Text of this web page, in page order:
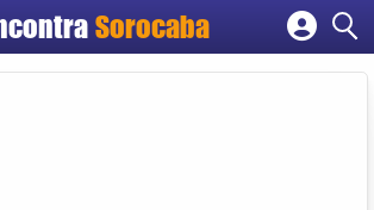
Sorocaba
Cadastrar empresa